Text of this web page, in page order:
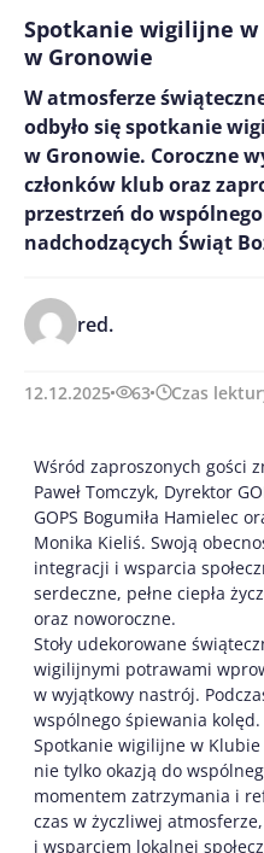
Spotkanie wigilijne w
w Gronowie
W atmosferze
odbyło się spotkanie
w Gronowie. Coroczne
członków klub oraz
przestrzeń do
nadchodzących Świąt
red.
12.12.2025 63 Czas
Wśród zaproszonych gości
Paweł Tomczyk, Dyrektor
GOPS Bogumiła Hamielec
Monika Kieliś. Swoją
integracji i wsparcia
serdeczne, pełne ciepła
oraz noworoczne.
Stoły udekorowane
wigilijnymi potrawami
w wyjątkowy nastrój.
wspólnego śpiewania kolęd.
Spotkanie wigilijne w Klubie
nie tylko okazją do
momentem zatrzymania i
czas w życzliwej
i wsparciem lokalnej